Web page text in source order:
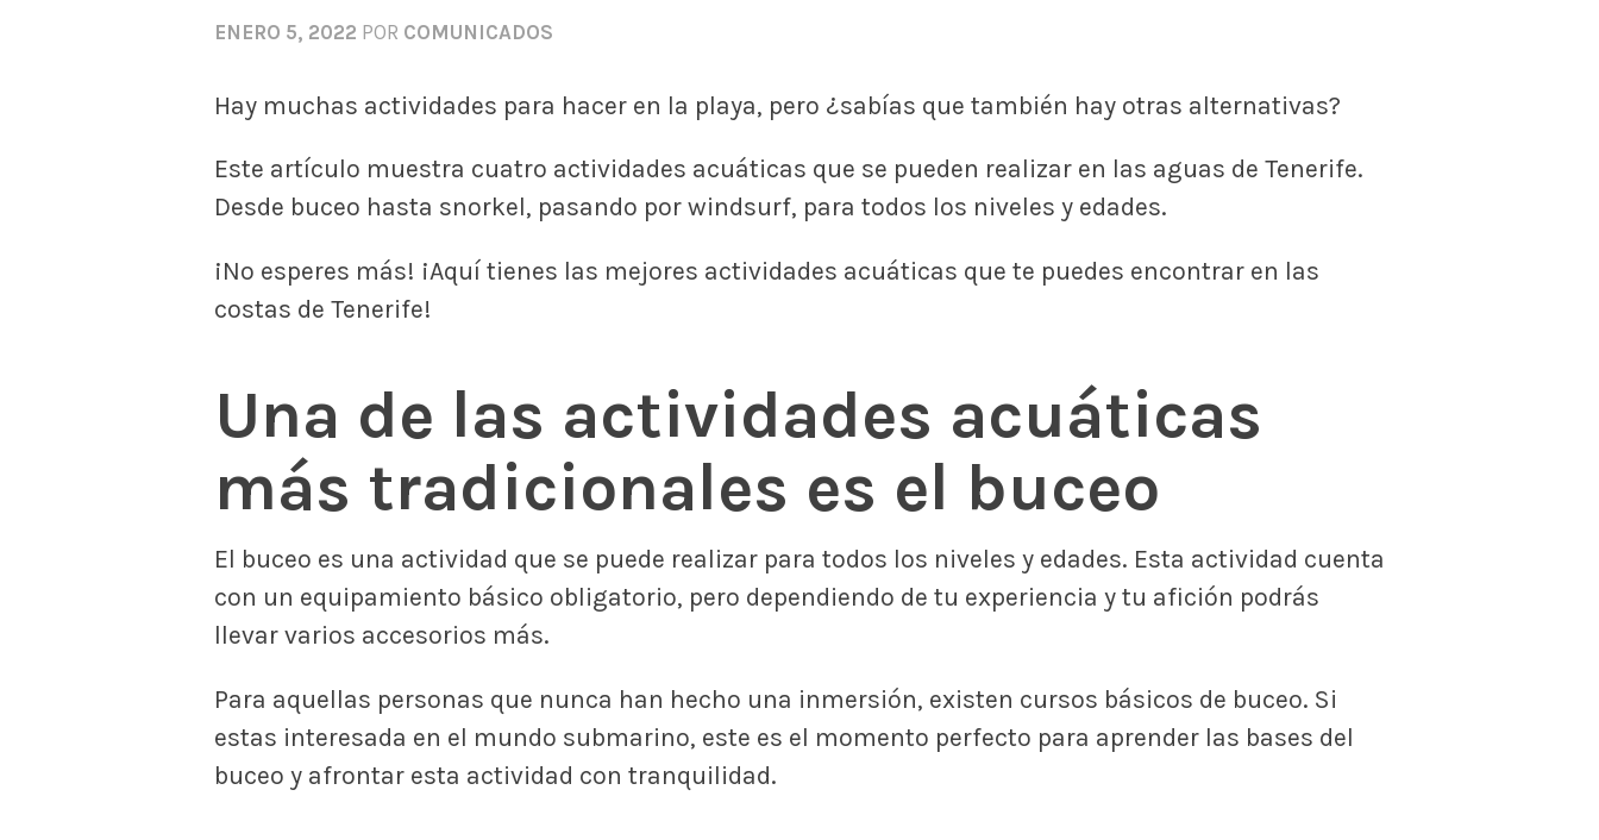
ENERO 5, 2022 POR COMUNICADOS
Hay muchas actividades para hacer en la playa, pero ¿sabías que también hay otras alternativas?
Este artículo muestra cuatro actividades acuáticas que se pueden realizar en las aguas de Tenerife.
Desde buceo hasta snorkel, pasando por windsurf, para todos los niveles y edades.
¡No esperes más! ¡Aquí tienes las mejores actividades acuáticas que te puedes encontrar en las
costas de Tenerife!
Una de las actividades acuáticas
más tradicionales es el buceo
El buceo es una actividad que se puede realizar para todos los niveles y edades. Esta actividad cuenta
con un equipamiento básico obligatorio, pero dependiendo de tu experiencia y tu afición podrás
llevar varios accesorios más.
Para aquellas personas que nunca han hecho una inmersión, existen cursos básicos de buceo. Si
estas interesada en el mundo submarino, este es el momento perfecto para aprender las bases del
buceo y afrontar esta actividad con tranquilidad.